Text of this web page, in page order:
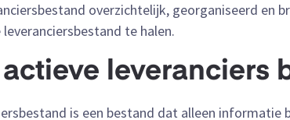
overzichtelijk, georganiseerd en
te halen.
actieve leveranciers
is een bestand dat alleen